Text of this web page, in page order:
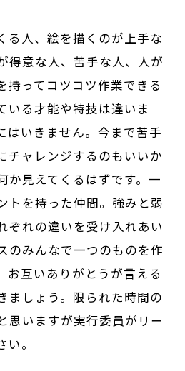
る人、絵を描くのが上手な
得意な人、苦手な人、人が
持ってコツコツ作業できる
いる才能や特技は違いま
はいきません。今まで苦手
チャレンジするのもいいか
か見えてくるはずです。一
トを持った仲間。強みと弱
ぞれの違いを受け入れあい
のみんなで一つのものを作
お互いありがとうが言える
ましょう。限られた時間の
思いますが実行委員がリー
。